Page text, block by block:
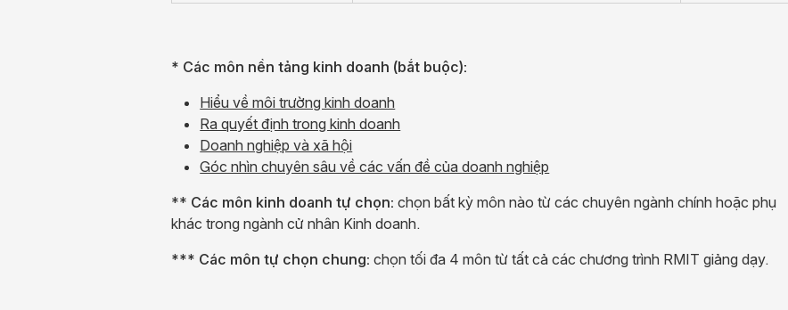
* Các môn nền tảng kinh doanh (bắt buộc):
Hiểu về môi trường kinh doanh
Ra quyết định trong kinh doanh
Doanh nghiệp và xã hội
Góc nhìn chuyên sâu về các vấn đề của doanh nghiệp
** Các môn kinh doanh tự chọn: chọn bất kỳ môn nào từ các chuyên ngành chính hoặc phụ
khác trong ngành cử nhân Kinh doanh.
*** Các môn tự chọn chung: chọn tối đa 4 môn từ tất cả các chương trình RMIT giảng dạy.